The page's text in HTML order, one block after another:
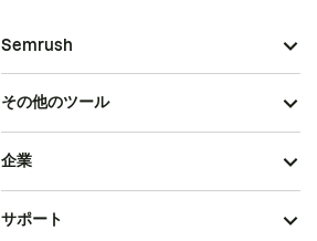
Semrush
その他のツール
企業
サポート